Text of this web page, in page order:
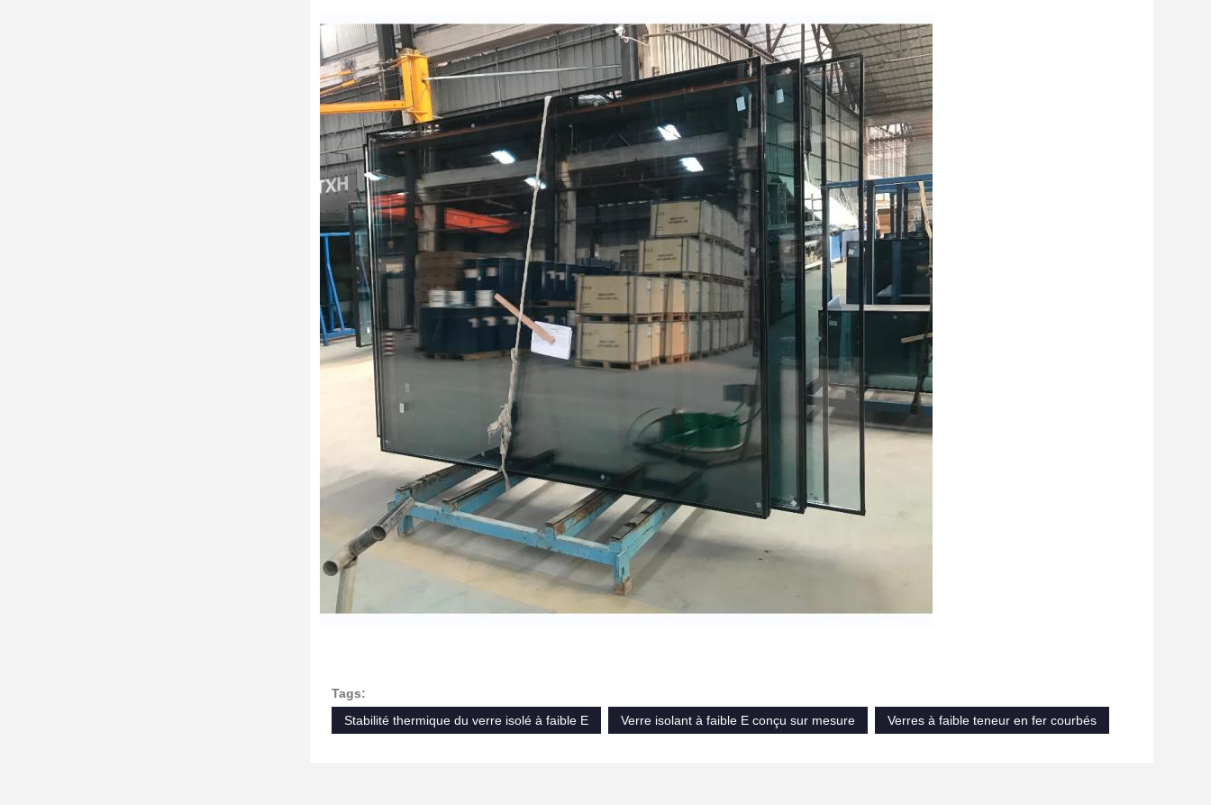
Tags:
Stabilité thermique du verre isolé à faible E
Verre isolant à faible E conçu sur mesure Verres à faible teneur en fer courbés